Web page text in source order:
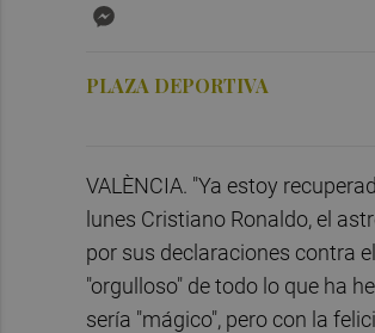
PLAZA DEPORTIVA
VALÈNCIA. "Ya estoy
lunes Cristiano Ronaldo, el
por sus declaraciones contra
"orgulloso" de todo lo que ha
sería "mágico", pero con la